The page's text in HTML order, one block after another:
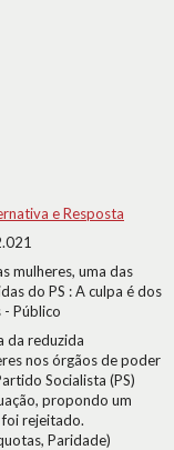
e Resposta
mulheres, uma das
do PS : A culpa é dos
Público
da reduzida
nos órgãos de poder
Socialista (PS)
propondo um
rejeitado.
Paridade)